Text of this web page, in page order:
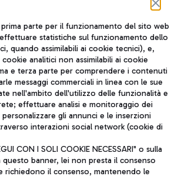
TRAVEL JOURNAL
ITA
parte per il funzionamento del sito web
statistiche sul funzionamento dello
quando assimilabili ai cookie tecnici), e,
analitici non assimilabili ai cookie
e terza parte per comprendere i contenuti
messaggi commerciali in linea con le sue
nell'ambito dell'utilizzo delle funzionalità e
effettuare analisi e monitoraggio dei
gli annunci e le inserzioni
interazioni social network (cookie di
CON I SOLI COOKIE NECESSARI" o sulla
banner, lei non presta il consenso
richiedono il consenso, mantenendo le